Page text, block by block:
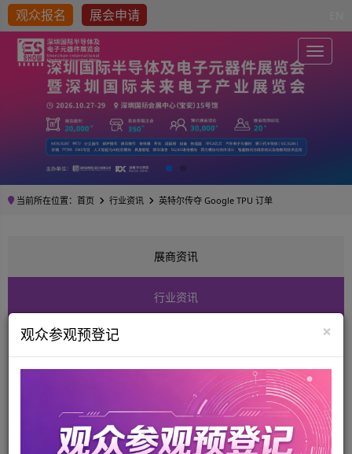
观众报名 展会申请
当前所在位置： 首页 行业资讯 英特尔传夺 Google TPU 订单
展商资讯
行业资讯
英特尔传夺 Google TPU 订单
285 来源：经济日报
消息人士透露，Google近来下大单，要英特尔代工生
产300多万颗张量处理器（TPU），激励英特尔8日早
盘股价暴冲10%以上。
×
观众参观预登记